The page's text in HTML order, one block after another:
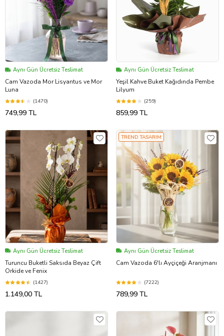
Aynı Gün Ücretsiz Teslimat
Cam Vazoda Mor Lisyantus ve Mor
Luna
(1470)
749,99 TL
Aynı Gün Ücretsiz Teslimat
Yeşil Kahve Buket Kağıdında Pembe
Lilyum
(259)
859,99 TL
Aynı Gün Ücretsiz Teslimat
Turuncu Buketli Saksıda Beyaz Çift
Orkide ve Fenix
(1427)
1.149,00 TL
TREND TASARIM
Aynı Gün Ücretsiz Teslimat
Cam Vazoda 6'lı Ayçiçeği Aranjmanı
(7222)
789,99 TL